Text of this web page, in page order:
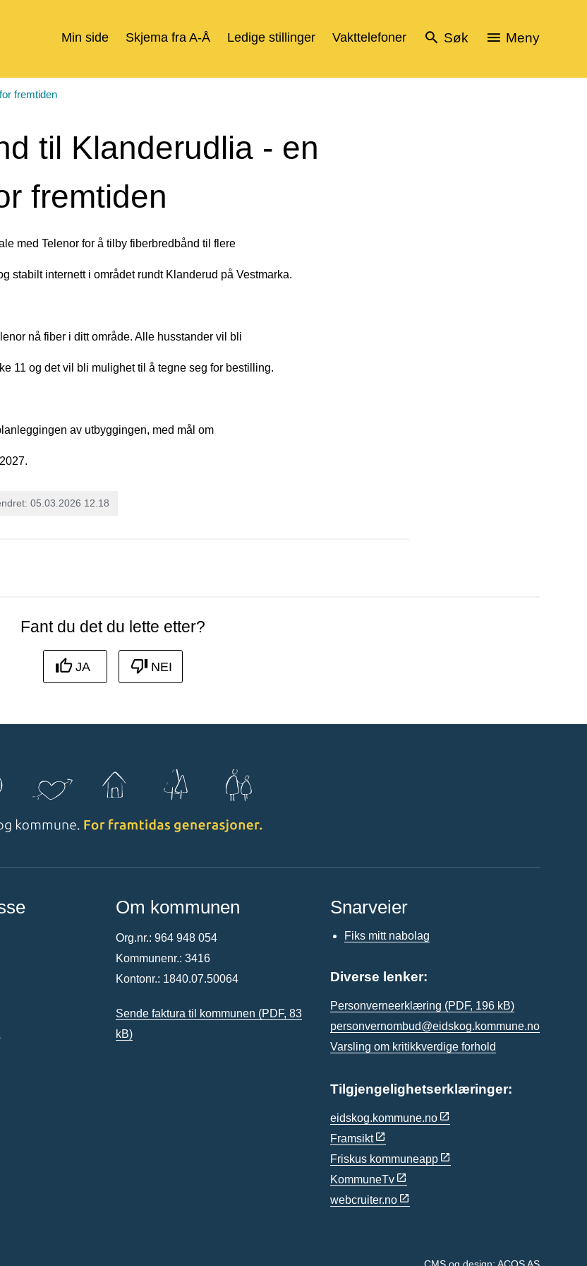
Min side Skjema fra A-Å Ledige stillinger Vakttelefoner Søk Meny
fremtiden
til Klanderudlia - en
fremtiden
med Telenor for å tilby fiberbredbånd til flere
stabilt internett i området rundt Klanderud på Vestmarka.
nå fiber i ditt område. Alle husstander vil bli
11 og det vil bli mulighet til å tegne seg for bestilling.
av utbyggingen, med mål om
05.03.2026 12.18
Fant du det du lette etter?
JA NEI
Om kommunen
Org.nr.: 964 948 054
Kommunenr.: 3416
Kontonr.: 1840.07.50064
Sende faktura til kommunen (PDF, 83
kB)
Snarveier
Fiks mitt nabolag
Diverse lenker:
Personverneerklæring (PDF, 196 kB)
personvernombud@eidskog.kommune.no
Varsling om kritikkverdige forhold
Tilgjengelighetserklæringer:
eidskog.kommune.no
Framsikt
Friskus kommuneapp
KommuneTv
webcruiter.no